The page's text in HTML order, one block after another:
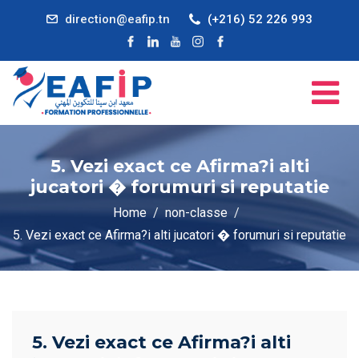
direction@eafip.tn (+216) 52 226 993
5. Vezi exact ce Afirma?i alti
jucatori � forumuri si reputatie
Home
non-classe
5. Vezi exact ce Afirma?i alti jucatori � forumuri si reputatie
5. Vezi exact ce Afirma?i alti